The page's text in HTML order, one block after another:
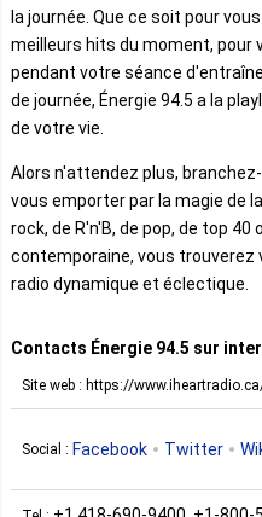
la journée. Que ce soit pour
meilleurs hits du moment, pour
pendant votre séance
de journée, Énergie 94.5 a la
de votre vie.
Alors n'attendez plus,
vous emporter par la magie de
rock, de R'n'B, de pop, de top 40
contemporaine, vous
radio dynamique et éclectique.
Contacts Énergie 94.5 sur
Site web : https://
Social : Facebook Twitter